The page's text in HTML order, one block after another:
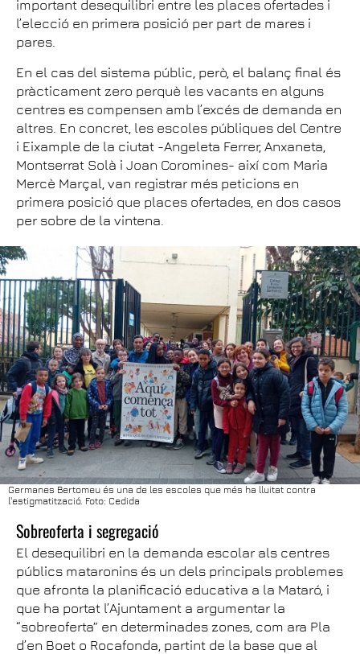
important desequilibri entre les places ofertades i
l’elecció en primera posició per part de mares i
pares.
En el cas del sistema públic, però, el balanç final és
pràcticament zero perquè les vacants en alguns
centres es compensen amb l’excés de demanda en
altres. En concret, les escoles públiques del Centre
i Eixample de la ciutat -Angeleta Ferrer, Anxaneta,
Montserrat Solà i Joan Coromines- així com Maria
Mercè Marçal, van registrar més peticions en
primera posició que places ofertades, en dos casos
per sobre de la vintena.
Germanes Bertomeu és una de les escoles que més ha lluitat contra
l'estigmatització. Foto: Cedida
Sobreoferta i segregació
El desequilibri en la demanda escolar als centres
públics mataronins és un dels principals problemes
que afronta la planificació educativa a la Mataró, i
que ha portat l’Ajuntament a argumentar la
“sobreoferta” en determinades zones, com ara Pla
d’en Boet o Rocafonda, partint de la base que al